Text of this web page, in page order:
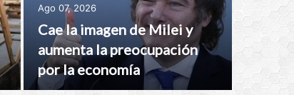
Ago 07, 2026
Cae la imagen de Milei y
aumenta la preocupación
por la economía